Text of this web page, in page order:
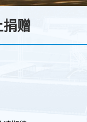
捐赠